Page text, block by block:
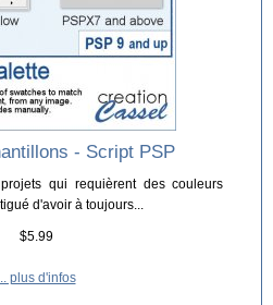
- Script PSP
qui requièrent des couleurs
d'avoir à toujours...
$5.99
... plus d'infos